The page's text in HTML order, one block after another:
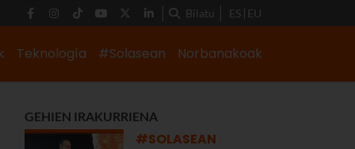
Bilatu ES EU
Teknología #Solasean Norbanakoak
GEHIEN IRAKURRIENA
#SOLASEAN